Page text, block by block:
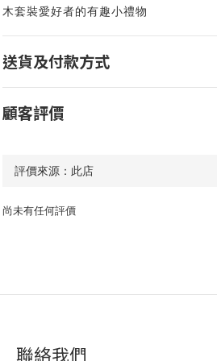
木套裝愛好者的有趣小禮物
送貨及付款方式
顧客評價
尚未有任何評價
聯絡我們